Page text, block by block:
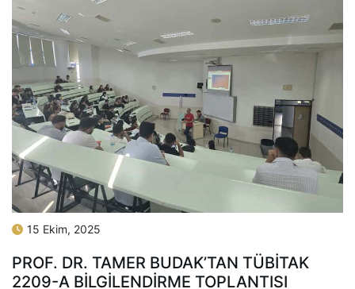
15 Ekim, 2025
PROF. DR. TAMER BUDAK’TAN TÜBİTAK
2209-A BILGILENDIRME TOPLANTISI